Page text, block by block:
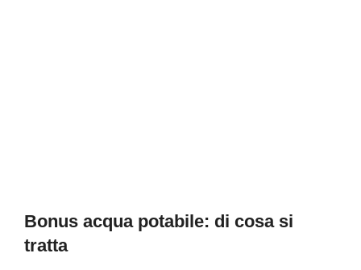
Bonus acqua potabile: di cosa si
tratta